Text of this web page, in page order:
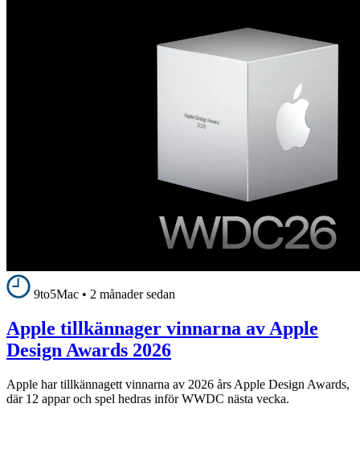
9to5Mac • 2 månader sedan
Apple tillkännager vinnarna av Apple
Design Awards 2026
Apple har tillkännagett vinnarna av 2026 års Apple Design Awards,
där 12 appar och spel hedras inför WWDC nästa vecka.